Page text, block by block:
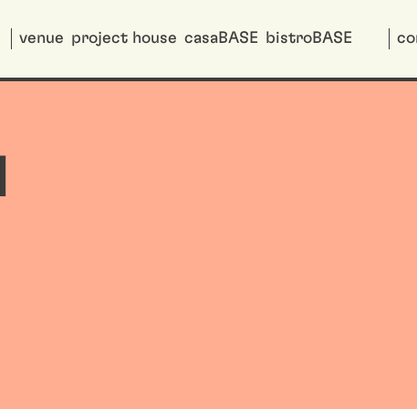
venue project house casaBASE bistroBASE